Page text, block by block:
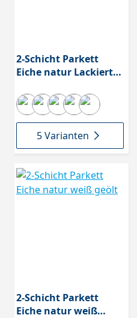
2-Schicht Parkett
Eiche natur Lackiert
5 Varianten
2-Schicht Parkett
Eiche natur weiß